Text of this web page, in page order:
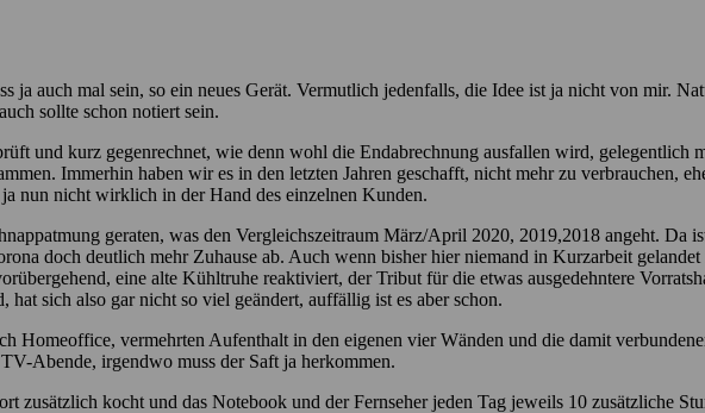
ja auch mal sein, so ein neues Gerät. Vermutlich jedenfalls, die Idee ist ja nicht von mir.
sollte schon notiert sein.
und kurz gegenrechnet, wie denn wohl die Endabrechnung ausfallen wird, gelegentlich
Immerhin haben wir es in den letzten Jahren geschafft, nicht mehr zu verbrauchen,
nun nicht wirklich in der Hand des einzelnen Kunden.
geraten, was den Vergleichszeitraum März/April 2020, 2019,2018 angeht. Da
doch deutlich mehr Zuhause ab. Auch wenn bisher hier niemand in Kurzarbeit
eine alte Kühltruhe reaktiviert, der Tribut für die etwas ausgedehntere
sich also gar nicht so viel geändert, auffällig ist es aber schon.
Homeoffice, vermehrten Aufenthalt in den eigenen vier Wänden und die damit
Abende, irgendwo muss der Saft ja herkommen.
zusätzlich kocht und das Notebook und der Fernseher jeden Tag jeweils 10 zusätzliche